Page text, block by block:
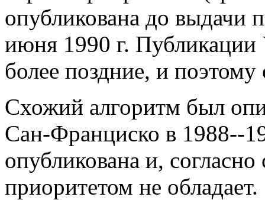
опубликована до выдачи
июня 1990 г. Публикации
более поздние, и
Схожий алгоритм был
Сан-Франциско в 1988--
опубликована и,
приоритетом не обладает.